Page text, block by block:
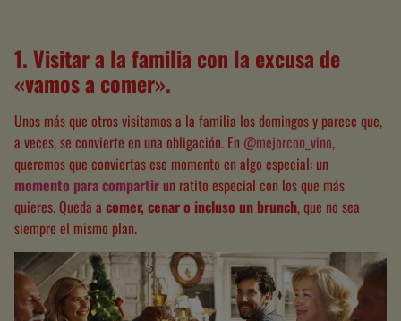
1. Visitar a la familia con la excusa de
«vamos a comer».
Unos más que otros visitamos a la familia los domingos y parece que,
a veces, se convierte en una obligación. En @mejorcon_vino,
queremos que conviertas ese momento en algo especial: un
momento para compartir un ratito especial con los que más
quieres. Queda a comer, cenar o incluso un brunch, que no sea
siempre el mismo plan.